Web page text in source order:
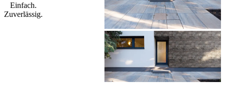
Einfach.
Zuverlässig.